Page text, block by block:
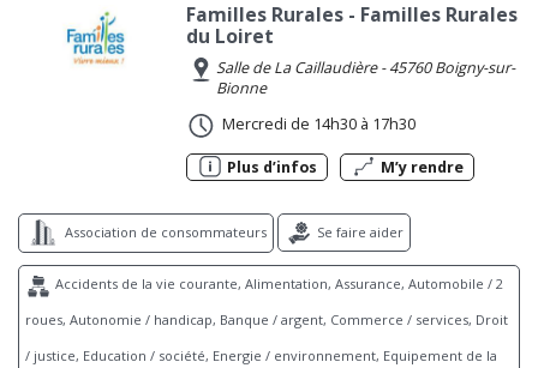
Familles Rurales - Familles Rurales
du Loiret
Salle de La Caillaudière - 45760 Boigny-sur-
Bionne
Mercredi de 14h30 à 17h30
Plus d’infos M’y rendre
Association de consommateurs Se faire aider
Accidents de la vie courante, Alimentation, Assurance, Automobile / 2
roues, Autonomie / handicap, Banque / argent, Commerce / services, Droit
/ justice, Education / société, Energie / environnement, Equipement de la